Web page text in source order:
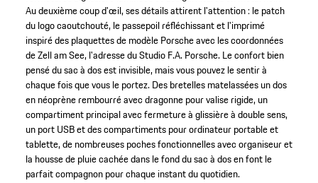
Au deuxième coup d'œil, ses détails attirent l'attention : le patch
du logo caoutchouté, le passepoil réfléchissant et l'imprimé
inspiré des plaquettes de modèle Porsche avec les coordonnées
de Zell am See, l'adresse du Studio F.A. Porsche. Le confort bien
pensé du sac à dos est invisible, mais vous pouvez le sentir à
chaque fois que vous le portez. Des bretelles matelassées un dos
en néoprène rembourré avec dragonne pour valise rigide, un
compartiment principal avec fermeture à glissière à double sens,
un port USB et des compartiments pour ordinateur portable et
tablette, de nombreuses poches fonctionnelles avec organiseur et
la housse de pluie cachée dans le fond du sac à dos en font le
parfait compagnon pour chaque instant du quotidien.